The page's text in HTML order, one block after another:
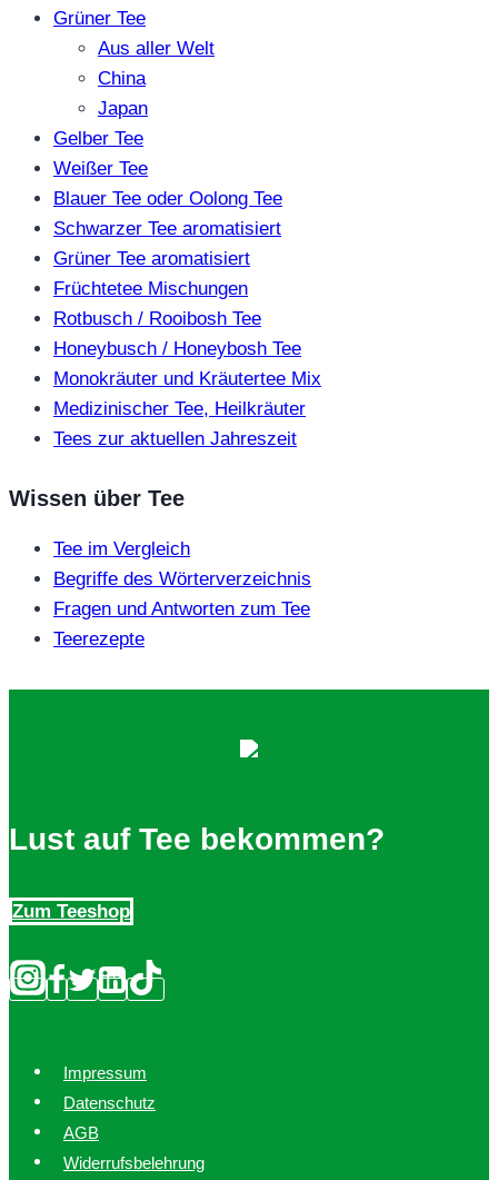
Grüner Tee
Aus aller Welt
China
Japan
Gelber Tee
Weißer Tee
Blauer Tee oder Oolong Tee
Schwarzer Tee aromatisiert
Grüner Tee aromatisiert
Früchtetee Mischungen
Rotbusch / Rooibosh Tee
Honeybusch / Honeybosh Tee
Monokräuter und Kräutertee Mix
Medizinischer Tee, Heilkräuter
Tees zur aktuellen Jahreszeit
Wissen über Tee
Tee im Vergleich
Begriffe des Wörterverzeichnis
Fragen und Antworten zum Tee
Teerezepte
Lust auf Tee bekommen?
Zum Teeshop
Impressum
Datenschutz
AGB
Widerrufsbelehrung